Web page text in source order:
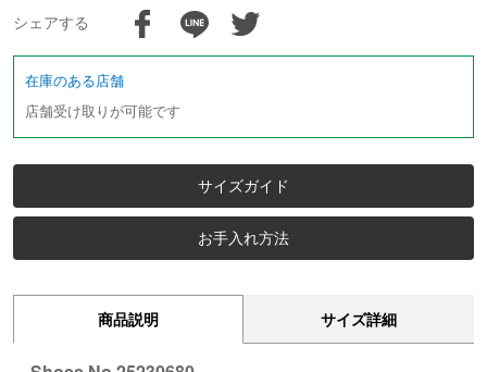
シェアする
在庫のある店舗
店舗受け取りが可能です
サイズガイド
お手入れ方法
商品説明 サイズ詳細